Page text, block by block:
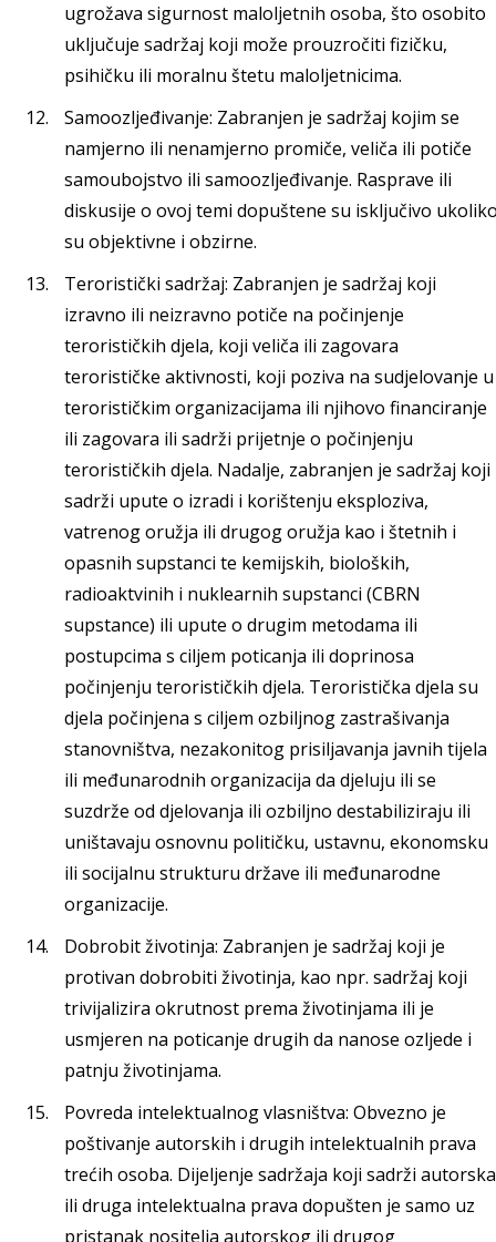
ugrožava sigurnost maloljetnih osoba, što osobito
uključuje sadržaj koji može prouzročiti fizičku,
psihičku ili moralnu štetu maloljetnicima.
Samoozljeđivanje: Zabranjen je sadržaj kojim se
namjerno ili nenamjerno promiče, veliča ili potiče
samoubojstvo ili samoozljeđivanje. Rasprave ili
diskusije o ovoj temi dopuštene su isključivo
su objektivne i obzirne.
Teroristički sadržaj: Zabranjen je sadržaj koji
izravno ili neizravno potiče na počinjenje
terorističkih djela, koji veliča ili zagovara
terorističke aktivnosti, koji poziva na sudjelovanje u
terorističkim organizacijama ili njihovo financiranje
ili zagovara ili sadrži prijetnje o počinjenju
terorističkih djela. Nadalje, zabranjen je sadržaj koji
sadrži upute o izradi i korištenju eksploziva,
vatrenog oružja ili drugog oružja kao i štetnih i
opasnih supstanci te kemijskih, bioloških,
radioaktvinih i nuklearnih supstanci (CBRN
supstance) ili upute o drugim metodama ili
postupcima s ciljem poticanja ili doprinosa
počinjenju terorističkih djela. Teroristička djela su
djela počinjena s ciljem ozbiljnog zastrašivanja
stanovništva, nezakonitog prisiljavanja javnih tijela
ili međunarodnih organizacija da djeluju ili se
suzdrže od djelovanja ili ozbiljno destabiliziraju ili
uništavaju osnovnu političku, ustavnu, ekonomsku
ili socijalnu strukturu države ili međunarodne
organizacije.
Dobrobit životinja: Zabranjen je sadržaj koji je
protivan dobrobiti životinja, kao npr. sadržaj koji
trivijalizira okrutnost prema životinjama ili je
usmjeren na poticanje drugih da nanose ozljede i
patnju životinjama.
Povreda intelektualnog vlasništva: Obvezno je
poštivanje autorskih i drugih intelektualnih prava
trećih osoba. Dijeljenje sadržaja koji sadrži autorska
ili druga intelektualna prava dopušten je samo uz
pristanak nositelja autorskog ili drugog